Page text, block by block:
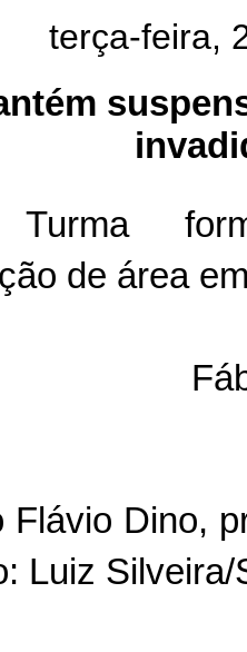
terça-feira,
Turma
de área
Flávio Dino,
Luiz Silveira/